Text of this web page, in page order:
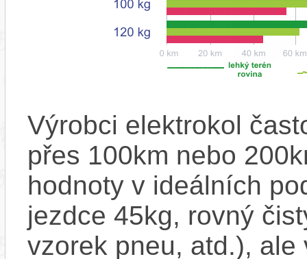
Výrobci elektrokol
přes 100km nebo
hodnoty v ideálních
jezdce 45kg, rovný
vzorek pneu, atd.),